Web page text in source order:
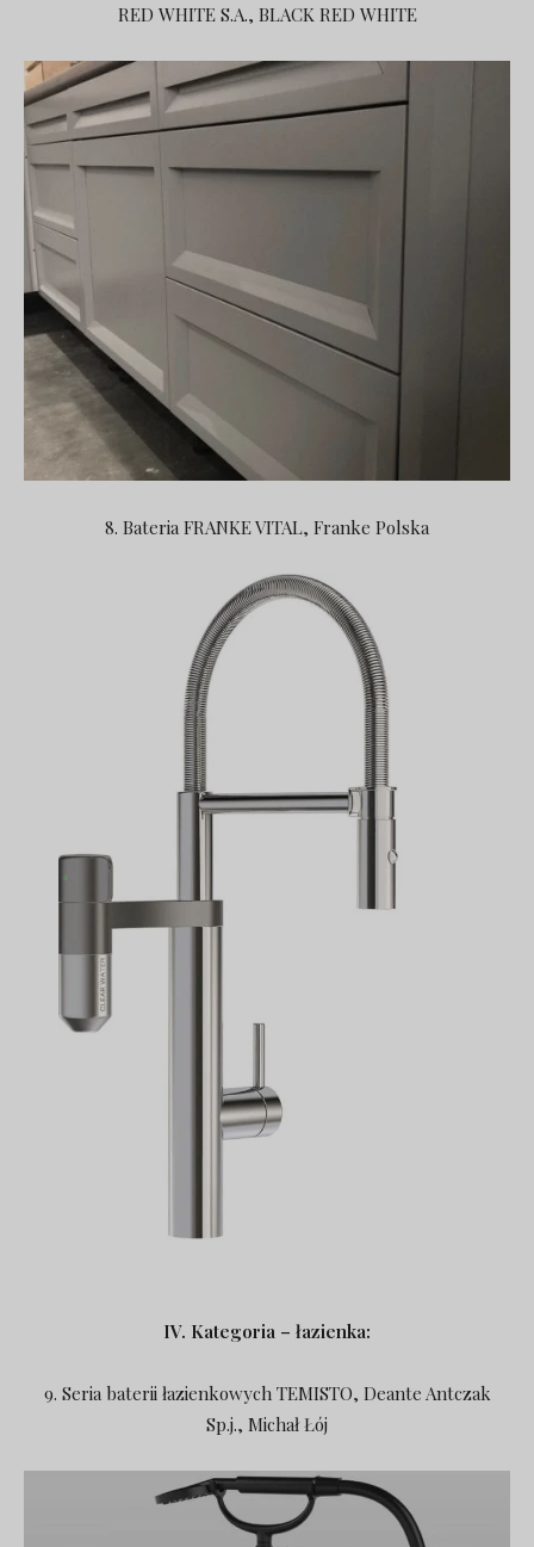
RED WHITE S.A., BLACK RED WHITE
8. Bateria FRANKE VITAL, Franke Polska
IV. Kategoria – łazienka:
9. Seria baterii łazienkowych TEMISTO, Deante Antczak
Sp.j., Michał Łój